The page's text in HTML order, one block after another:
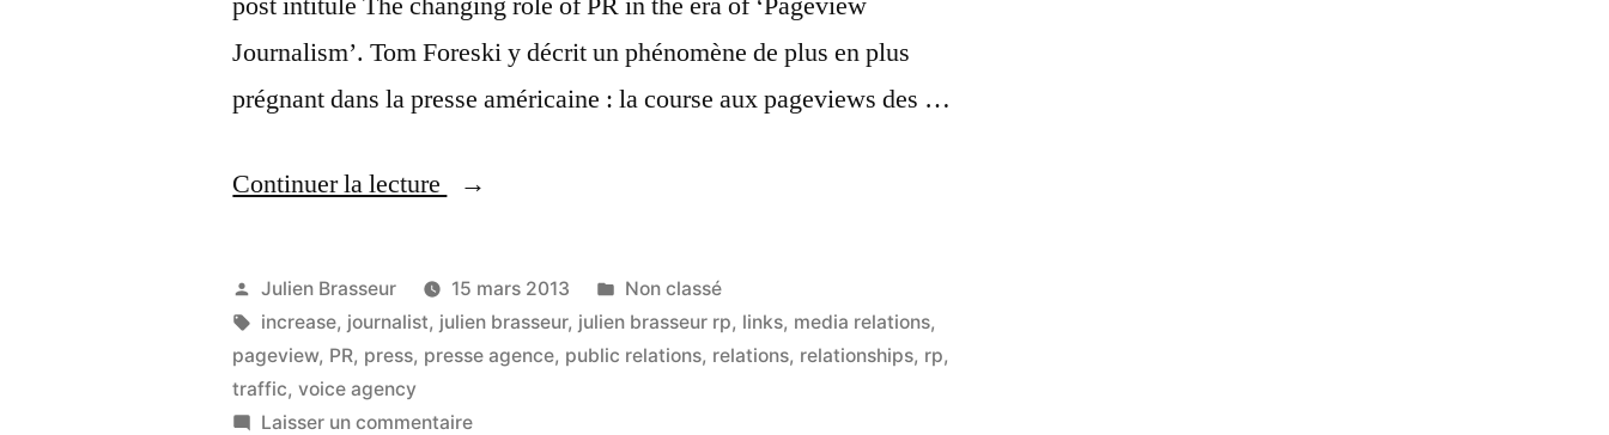
Journalism’. Tom Foreski y décrit un phénomène de plus en plus
prégnant dans la presse américaine : la course aux pageviews des …
Continuer la lecture
« Relations
:
une
affaire
de
Publié
par
Julien Brasseur 15 mars 2013
Publié
dans
Non classé
Étiquettes :
increase, journalist, julien brasseur, julien brasseur rp, links, media relations,
pageview, PR, press, presse agence, public relations, relations, relationships, rp,
traffic,voice agency
Laisser un commentairesur